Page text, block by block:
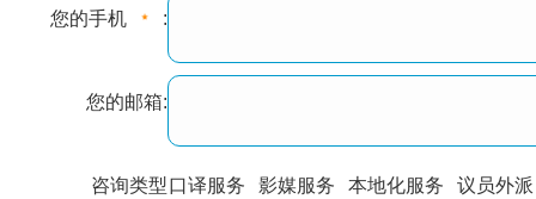
您的手机 :
您的邮箱:
咨询类型口译服务 影媒服务 本地化服务 议员外派